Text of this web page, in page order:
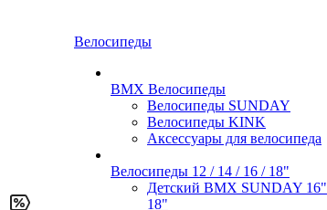
Велосипеды
BMX Велосипеды
Велосипеды SUNDAY
Велосипеды KINK
Аксессуары для велосипеда
Велосипеды 12 / 14 / 16 / 18"
Детский BMX SUNDAY 16"
18"